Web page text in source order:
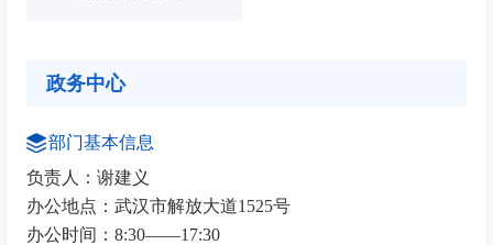
政务中心
部门基本信息
负责人：谢建义
办公地点：武汉市解放大道1525号
办公时间：8:30——17:30